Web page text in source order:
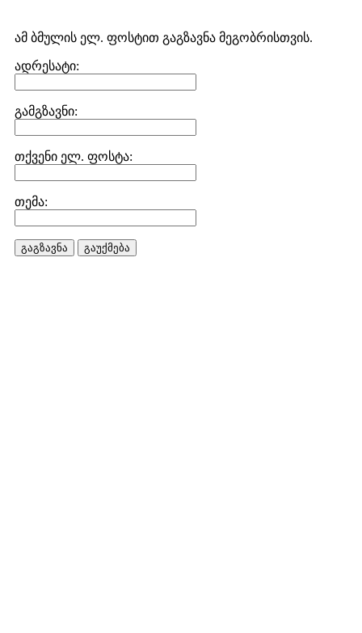
ამ ბმულის ელ. ფოსტით გაგზავნა მეგობრისთვის.
ადრესატი:
გამგზავნი:
თქვენი ელ. ფოსტა:
თემა:
გაგზავნა გაუქმება